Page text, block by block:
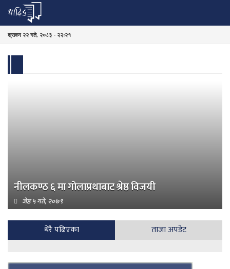
श्रावण २२ गते, २०८३ - २२ः२१
नीलकण्ठ ६ मा गोलाप्रथाबाट श्रेष्ठ विजयी
जेष्ठ ५ गते, २०७९
धेरै पढिएका ताजा अपडेट